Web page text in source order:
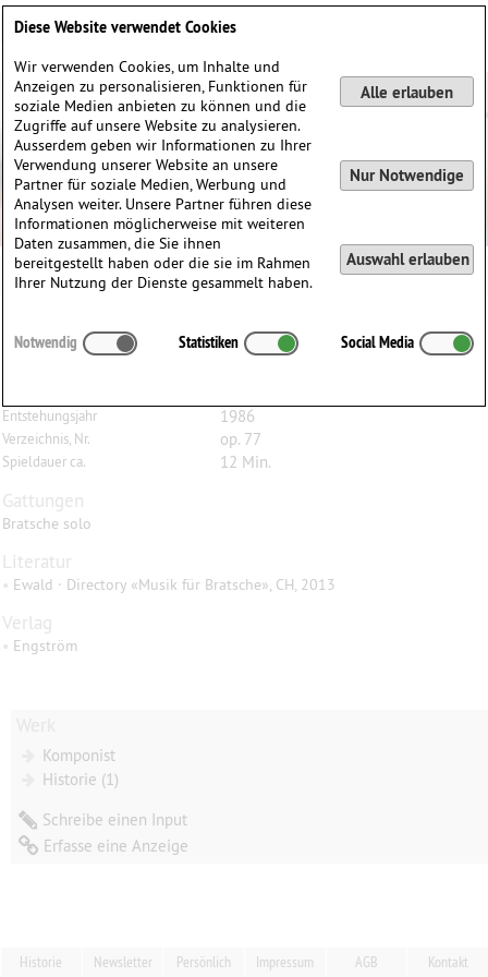
Labirinto I, op. 77, für Bratsche
Entstehungsjahr 1986
Verzeichnis, Nr. op. 77
Spieldauer ca. 12 Min.
Gattungen
Bratsche solo
Literatur
• Ewald · Directory «Musik für Bratsche», CH, 2013
Verlag
• Engström
Komponist
Historie (1)
Schreibe einen Input
Erfasse eine Anzeige
Historie Newsletter Persönlich Impressum AGB Kontakt
Diese Website verwendet Cookies
Wir verwenden Cookies, um Inhalte und
Anzeigen zu personalisieren, Funktionen für
soziale Medien anbieten zu können und die
Zugriffe auf unsere Website zu analysieren.
Ausserdem geben wir Informationen zu Ihrer
Verwendung unserer Website an unsere
Partner für soziale Medien, Werbung und
Analysen weiter. Unsere Partner führen diese
Informationen möglicherweise mit weiteren
Daten zusammen, die Sie ihnen
bereitgestellt haben oder die sie im Rahmen
Ihrer Nutzung der Dienste gesammelt haben.
Alle erlauben
Nur Notwendige
Auswahl erlauben
Notwendig Statistiken Social Media